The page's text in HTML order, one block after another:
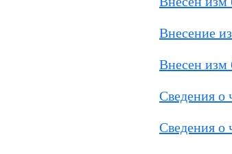
Внесение
Внесен изм
Сведения о
Сведения о